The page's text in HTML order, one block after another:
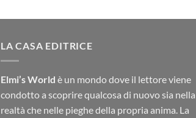
LA CASA EDITRICE
Elmi’s World è un mondo dove il lettore viene
condotto a scoprire qualcosa di nuovo sia nella
realtà che nelle pieghe della propria anima. La